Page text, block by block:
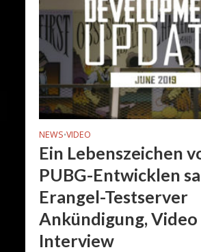
NEWS•VIDEO
Ein Lebenszeichen
PUBG-Entwicklen
Erangel-Testserver
Ankündigung, Video
Interview